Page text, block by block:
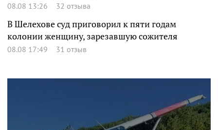
08.08 13:26 32 отзыва
В Шелехове суд приговорил к пяти годам
колонии женщину, зарезавшую сожителя
08.08 17:49 31 отзыв